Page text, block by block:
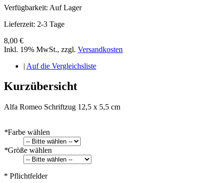
Verfügbarkeit: Auf Lager
Lieferzeit: 2-3 Tage
8,00 €
Inkl. 19% MwSt., zzgl. Versandkosten
| Auf die Vergleichsliste
Kurzübersicht
Alfa Romeo Schriftzug 12,5 x 5,5 cm
*Farbe wählen
*Größe wählen
* Pflichtfelder